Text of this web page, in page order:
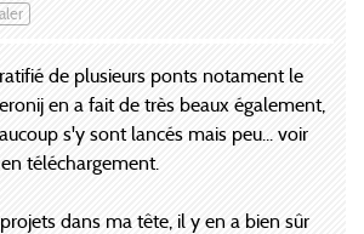
de plusieurs ponts notament le
en a fait de très beaux également,
s'y sont lancés mais peu... voir
téléchargement.
dans ma tête, il y en a bien sûr